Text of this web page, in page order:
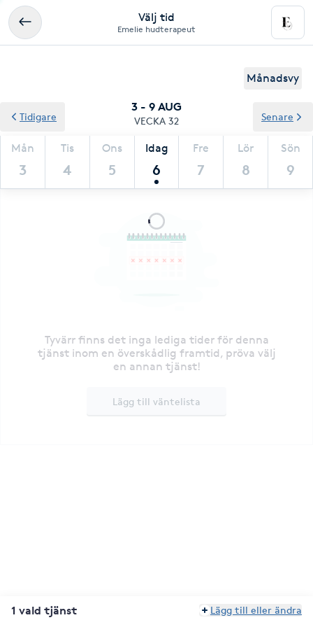
Välj tid
Emelie hudterapeut
Månadsvy
3 - 9 AUG
VECKA 32
Mån
3
Tis
4
Ons
5
Idag
6
Fre
7
Lör
8
Sön
9
Tidigare Senare
Tyvärr finns det inga lediga tider för denna
tjänst inom en överskådlig framtid, pröva välj
en annan tjänst!
Lägg till väntelista
1 vald tjänst Lägg till eller ändra